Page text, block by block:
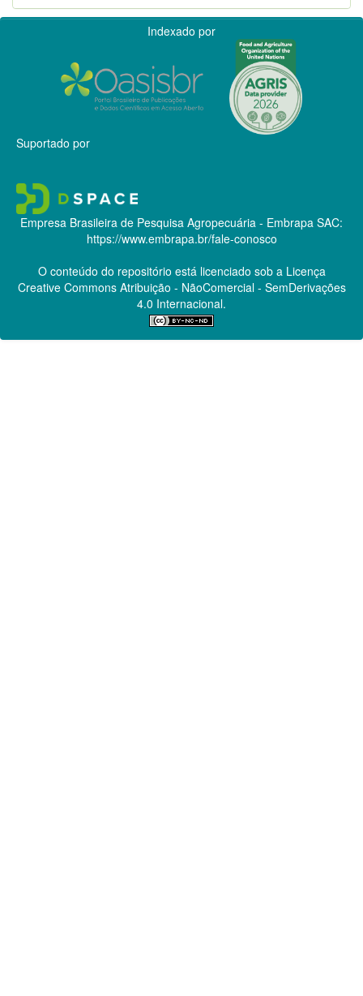
Indexado por
Suportado por
Empresa Brasileira de Pesquisa Agropecuária - Embrapa SAC:
https://www.embrapa.br/fale-conosco
O conteúdo do repositório está licenciado sob a Licença
Creative CommonsAtribuição - NãoComercial - SemDerivações
4.0 Internacional.